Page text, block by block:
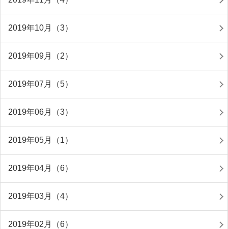
2019年10月（3）
2019年09月（2）
2019年07月（5）
2019年06月（3）
2019年05月（1）
2019年04月（6）
2019年03月（4）
2019年02月（6）